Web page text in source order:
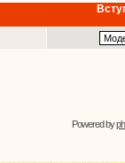
Powered by